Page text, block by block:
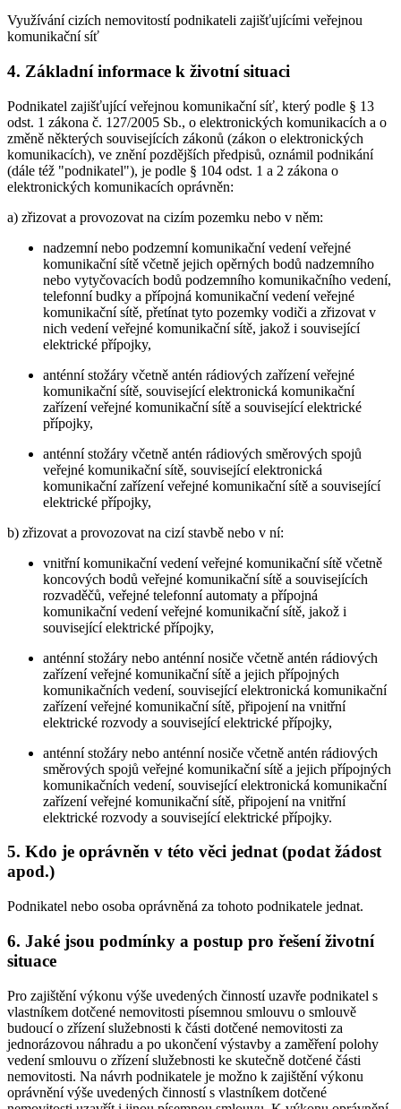
Využívání cizích nemovitostí podnikateli zajišťujícími veřejnou
komunikační síť
4. Základní informace k životní situaci
Podnikatel zajišťující veřejnou komunikační síť, který podle § 13
odst. 1 zákona č. 127/2005 Sb., o elektronických komunikacích a o
změně některých souvisejících zákonů (zákon o elektronických
komunikacích), ve znění pozdějších předpisů, oznámil podnikání
(dále též "podnikatel"), je podle § 104 odst. 1 a 2 zákona o
elektronických komunikacích oprávněn:
a) zřizovat a provozovat na cizím pozemku nebo v něm:
nadzemní nebo podzemní komunikační vedení veřejné
komunikační sítě včetně jejich opěrných bodů nadzemního
nebo vytyčovacích bodů podzemního komunikačního vedení,
telefonní budky a přípojná komunikační vedení veřejné
komunikační sítě, přetínat tyto pozemky vodiči a zřizovat v
nich vedení veřejné komunikační sítě, jakož i související
elektrické přípojky,
anténní stožáry včetně antén rádiových zařízení veřejné
komunikační sítě, související elektronická komunikační
zařízení veřejné komunikační sítě a související elektrické
přípojky,
anténní stožáry včetně antén rádiových směrových spojů
veřejné komunikační sítě, související elektronická
komunikační zařízení veřejné komunikační sítě a související
elektrické přípojky,
b) zřizovat a provozovat na cizí stavbě nebo v ní:
vnitřní komunikační vedení veřejné komunikační sítě včetně
koncových bodů veřejné komunikační sítě a souvisejících
rozvaděčů, veřejné telefonní automaty a přípojná
komunikační vedení veřejné komunikační sítě, jakož i
související elektrické přípojky,
anténní stožáry nebo anténní nosiče včetně antén rádiových
zařízení veřejné komunikační sítě a jejich přípojných
komunikačních vedení, související elektronická komunikační
zařízení veřejné komunikační sítě, připojení na vnitřní
elektrické rozvody a související elektrické přípojky,
anténní stožáry nebo anténní nosiče včetně antén rádiových
směrových spojů veřejné komunikační sítě a jejich přípojných
komunikačních vedení, související elektronická komunikační
zařízení veřejné komunikační sítě, připojení na vnitřní
elektrické rozvody a související elektrické přípojky.
5. Kdo je oprávněn v této věci jednat (podat žádost
apod.)
Podnikatel nebo osoba oprávněná za tohoto podnikatele jednat.
6. Jaké jsou podmínky a postup pro řešení životní
situace
Pro zajištění výkonu výše uvedených činností uzavře podnikatel s
vlastníkem dotčené nemovitosti písemnou smlouvu o smlouvě
budoucí o zřízení služebnosti k části dotčené nemovitosti za
jednorázovou náhradu a po ukončení výstavby a zaměření polohy
vedení smlouvu o zřízení služebnosti ke skutečně dotčené části
nemovitosti. Na návrh podnikatele je možno k zajištění výkonu
oprávnění výše uvedených činností s vlastníkem dotčené